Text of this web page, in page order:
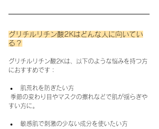
グリチルリチン酸2Kはどんな人に向いてい
る？
グリチルリチン酸2Kは、以下のような悩みを持つ方
におすすめです：
肌荒れを防ぎたい方
すい方に。
敏感肌で刺激の少ない成分を使いたい方